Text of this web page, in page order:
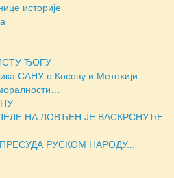
историје
ЂОГУ
САНУ о Косову и Метохији...
НА ЛОВЋЕН ЈЕ ВАСКРСНУЋЕ
РУСКОМ НАРОДУ...